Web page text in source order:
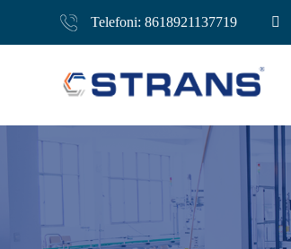
Telefoni: 8618921137719